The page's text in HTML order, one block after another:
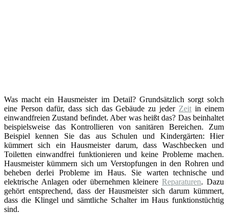
Was macht ein Hausmeister im Detail? Grundsätzlich sorgt solch
eine Person dafür, dass sich das Gebäude zu jeder Zeit in einem
einwandfreien Zustand befindet. Aber was heißt das? Das beinhaltet
beispielsweise das Kontrollieren von sanitären Bereichen. Zum
Beispiel kennen Sie das aus Schulen und Kindergärten: Hier
kümmert sich ein Hausmeister darum, dass Waschbecken und
Toiletten einwandfrei funktionieren und keine Probleme machen.
Hausmeister kümmern sich um Verstopfungen in den Rohren und
beheben derlei Probleme im Haus. Sie warten technische und
elektrische Anlagen oder übernehmen kleinereReparaturen. Dazu
gehört entsprechend, dass der Hausmeister sich darum kümmert,
dass die Klingel und sämtliche Schalter im Haus funktionstüchtig
sind.